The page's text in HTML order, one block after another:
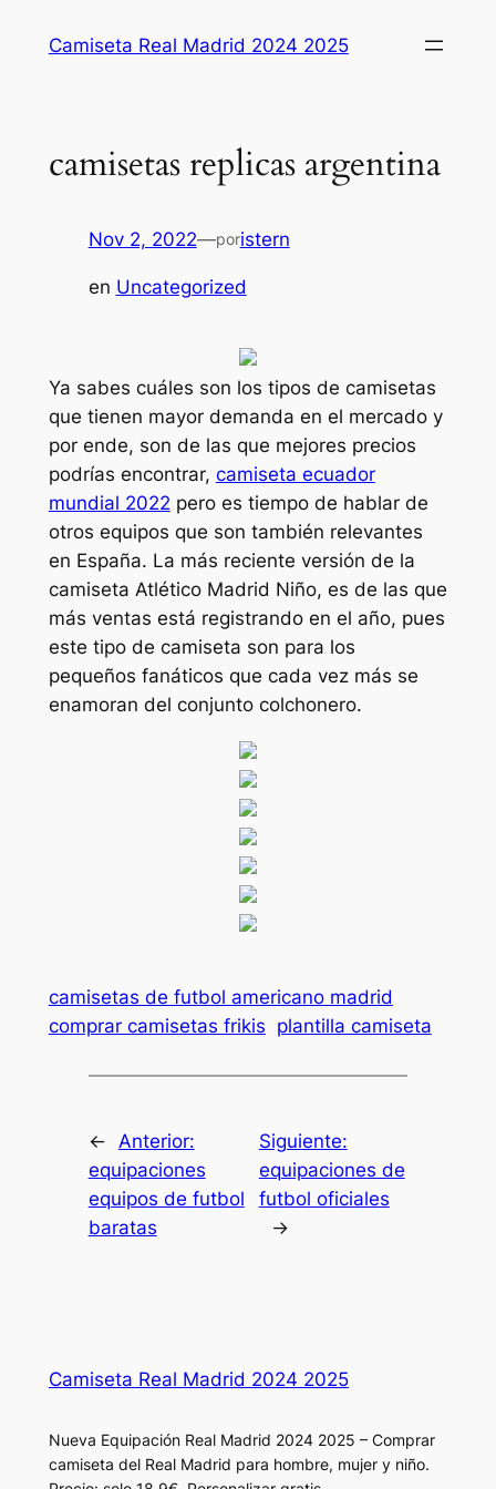
Camiseta Real Madrid 2024 2025
camisetas replicas argentina
Nov 2, 2022—poristern
en Uncategorized
Ya sabes cuáles son los tipos de camisetas
que tienen mayor demanda en el mercado y
por ende, son de las que mejores precios
podrías encontrar, camiseta ecuador
mundial 2022 pero es tiempo de hablar de
otros equipos que son también relevantes
en España. La más reciente versión de la
camiseta Atlético Madrid Niño, es de las que
más ventas está registrando en el año, pues
este tipo de camiseta son para los
pequeños fanáticos que cada vez más se
enamoran del conjunto colchonero.
camisetas de futbol americano madrid
comprar camisetas frikis plantilla camiseta
←
Anterior:
equipaciones
equipos de futbol
baratas
Siguiente:
equipaciones de
futbol oficiales
→
Camiseta Real Madrid 2024 2025
Nueva Equipación Real Madrid 2024 2025 – Comprar
camiseta del Real Madrid para hombre, mujer y niño.